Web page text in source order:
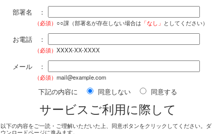
部署名 ：
（必須） ○○課（部署名が存在しない場合は 「なし」 としてください）
お電話 ：
（必須） XXXX-XX-XXXX
メール ：
（必須） mail@example.com
下記の内容に 同意しない 同意する
サービスご利用に際して
以下の内容をご一読・ご理解いただいた上、同意ボタンをクリックしてください。ダ
ウンロードページに進みます。